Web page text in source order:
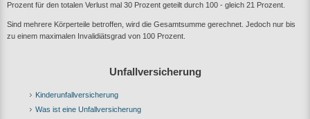
Unfallversicherung
Kinderunfallversicherung
Was ist eine Unfallversicherung
Prozent für den totalen Verlust mal 30 Prozent geteilt durch 100 - gleich 21 Prozent.
Sind mehrere Körperteile betroffen, wird die Gesamtsumme gerechnet. Jedoch nur bis
zu einem maximalen Invalidiätsgrad von 100 Prozent.